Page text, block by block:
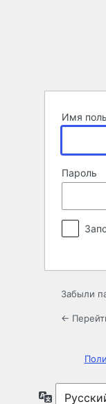
Имя
Пароль
Забыли
←
Язык